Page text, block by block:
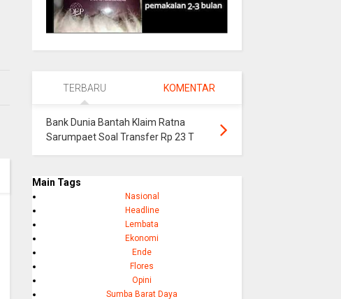
TERBARU KOMENTAR
Bank Dunia Bantah Klaim Ratna
Sarumpaet Soal Transfer Rp 23 T
Main Tags
Nasional
Headline
Lembata
Ekonomi
Ende
Flores
Opini
Sumba Barat Daya